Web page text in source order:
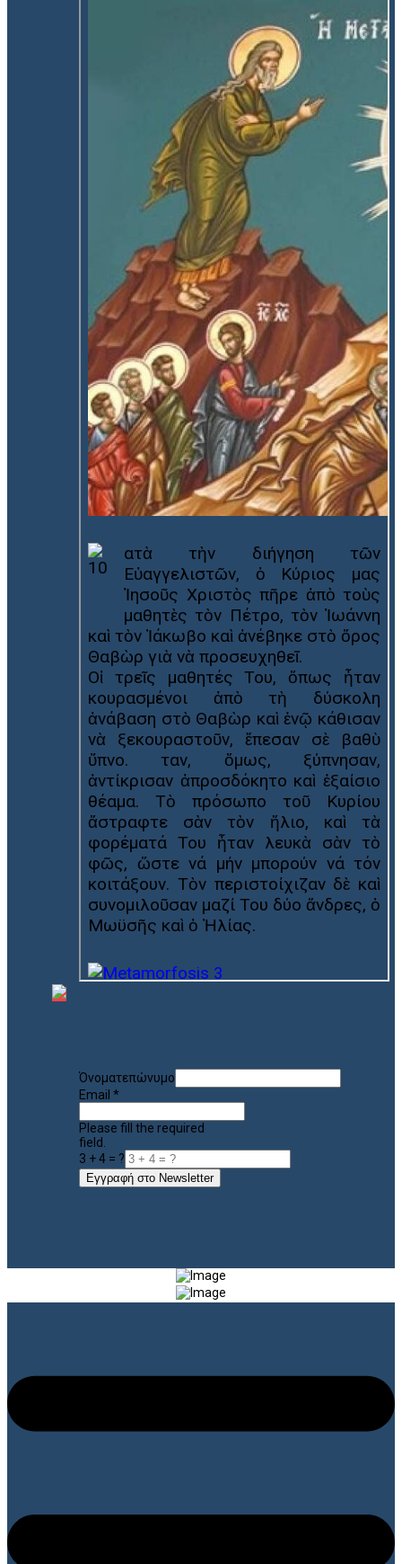
Όνοματεπώνυμο
Email *
Please fill the required
field.
3 + 4 = ?
Εγγραφή στο Newsletter